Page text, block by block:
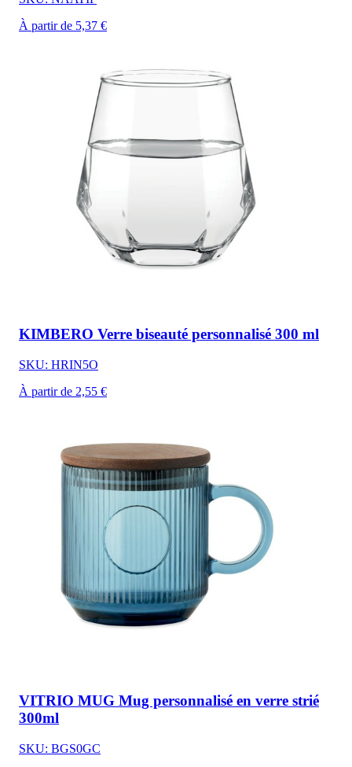
À partir de 5,37 €
KIMBERO Verre biseauté personnalisé 300 ml
SKU: HRIN5O
À partir de 2,55 €
VITRIO MUG Mug personnalisé en verre strié
300ml
SKU: BGS0GC